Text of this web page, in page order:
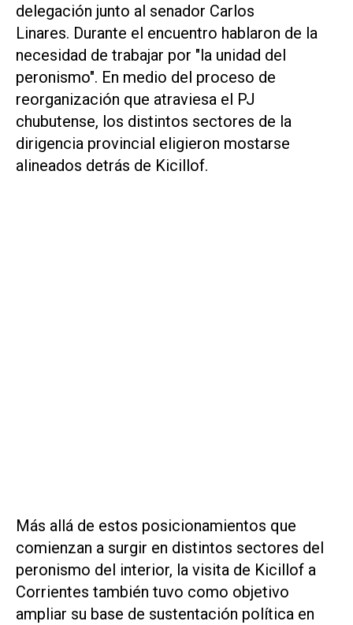
delegación junto al senador Carlos
Linares. Durante el encuentro hablaron de la
necesidad de trabajar por "la unidad del
peronismo". En medio del proceso de
reorganización que atraviesa el PJ
chubutense, los distintos sectores de la
dirigencia provincial eligieron mostarse
alineados detrás de Kicillof.
Más allá de estos posicionamientos que
comienzan a surgir en distintos sectores del
peronismo del interior, la visita de Kicillof a
Corrientes también tuvo como objetivo
ampliar su base de sustentación política en